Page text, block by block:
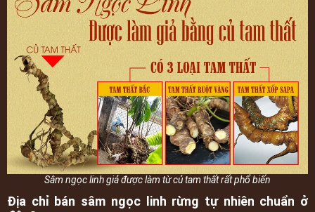
Sâm ngọc linh giả được làm từ củ tam thất rất phổ biến
Địa chỉ bán sâm ngọc linh rừng tự nhiên chuẩn ở